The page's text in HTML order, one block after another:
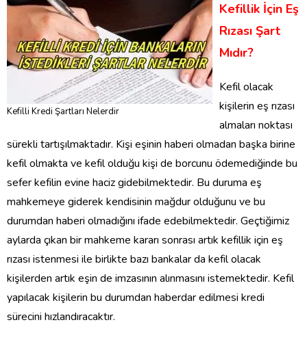
Kefilli Kredi Şartları Nelerdir
Kefillik İçin Eş
Rızası Şart
Mıdır?
Kefil olacak
kişilerin eş rızası
almaları noktası
sürekli tartışılmaktadır. Kişi eşinin haberi olmadan başka birine
kefil olmakta ve kefil olduğu kişi de borcunu ödemediğinde bu
sefer kefilin evine haciz gidebilmektedir. Bu duruma eş
mahkemeye giderek kendisinin mağdur olduğunu ve bu
durumdan haberi olmadığını ifade edebilmektedir. Geçtiğimiz
aylarda çıkan bir mahkeme kararı sonrası artık kefillik için eş
rızası istenmesi ile birlikte bazı bankalar da kefil olacak
kişilerden artık eşin de imzasının alınmasını istemektedir. Kefil
yapılacak kişilerin bu durumdan haberdar edilmesi kredi
sürecini hızlandıracaktır.